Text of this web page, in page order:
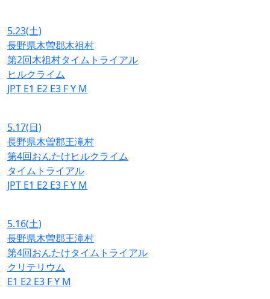
5.23(土)
長野県木曽郡木祖村
第2回木祖村タイムトライアル
ヒルクライム
JPT E1 E2 E3 FY M
5.17(日)
長野県木曽郡王滝村
第4回おんたけヒルクライム
タイムトライアル
JPT E1 E2 E3 FY M
5.16(土)
長野県木曽郡王滝村
第4回おんたけタイムトライアル
クリテリウム
E1 E2 E3 FY M